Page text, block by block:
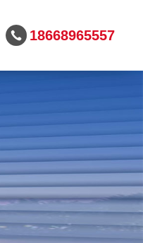
18668965557